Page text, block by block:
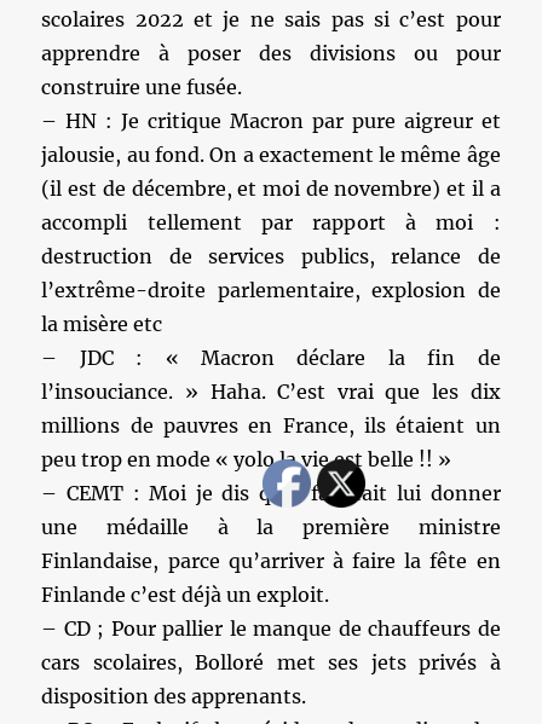
scolaires 2022 et je ne sais pas si c’est pour
apprendre à poser des divisions ou pour
construire une fusée.
– HN : Je critique Macron par pure aigreur et
jalousie, au fond. On a exactement le même âge
(il est de décembre, et moi de novembre) et il a
accompli tellement par rapport à moi :
destruction de services publics, relance de
l’extrême-droite parlementaire, explosion de
la misère etc
– JDC : « Macron déclare la fin de
l’insouciance. » Haha. C’est vrai que les dix
millions de pauvres en France, ils étaient un
peu trop en mode « yolo la vie est belle !! »
– CEMT : Moi je dis qu’il faudrait lui donner
une médaille à la première ministre
Finlandaise, parce qu’arriver à faire la fête en
Finlande c’est déjà un exploit.
– CD ; Pour pallier le manque de chauffeurs de
cars scolaires, Bolloré met ses jets privés à
disposition des apprenants.